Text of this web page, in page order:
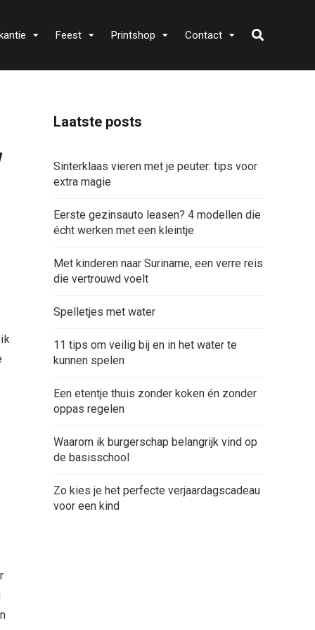
Feest Printshop Contact
Laatste posts
Sinterklaas vieren met je peuter: tips voor
extra magie
Eerste gezinsauto leasen? 4 modellen die
écht werken met een kleintje
Met kinderen naar Suriname, een verre reis
die vertrouwd voelt
Spelletjes met water
11 tips om veilig bij en in het water te
kunnen spelen
Een etentje thuis zonder koken én zonder
oppas regelen
Waarom ik burgerschap belangrijk vind op
de basisschool
Zo kies je het perfecte verjaardagscadeau
voor een kind